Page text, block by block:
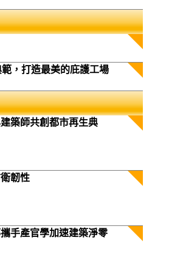
，打造最美的庇護工場
築師共創都市再生典
韌性
手產官學加速建築淨零